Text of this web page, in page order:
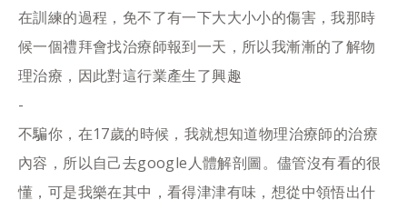
在訓練的過程，免不了有一下大大小小的傷害，我那時
候一個禮拜會找治療師報到一天，所以我漸漸的了解物
理治療，因此對這行業產生了興趣
-
不騙你，在17歲的時候，我就想知道物理治療師的治療
內容，所以自己去google人體解剖圖。儘管沒有看的很
懂，可是我樂在其中，看得津津有味，想從中領悟出什